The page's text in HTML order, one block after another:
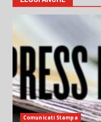
Comunicati Stampa